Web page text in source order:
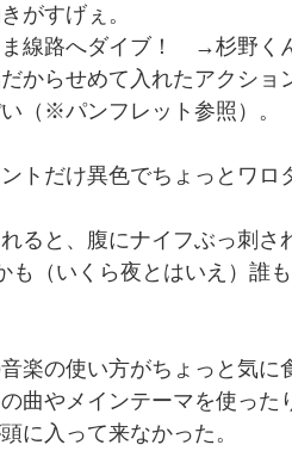
がすげぇ。
線路へダイブ！ →杉野く
からせめて入れたアクショ
（※パンフレット参照）。
トだけ異色でちょっとワロ
ると、腹にナイフぶっ刺さ
も（いくら夜とはいえ）誰
楽の使い方がちょっと気に
曲やメインテーマを使った
に入って来なかった。